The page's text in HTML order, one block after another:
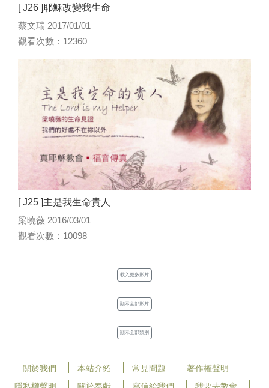
[ J26 ]耶穌改變我生命
蔡文瑞 2017/01/01
觀看次數：12360
[ J25 ]主是我生命貴人
梁曉薇 2016/03/01
觀看次數：10098
載入更多影片
顯示全部影片
顯示全部類別
關於我們 本站介紹 常見問題
著作權聲明
隱私權聲明
關於奉獻 寫信給我們 我要去教會